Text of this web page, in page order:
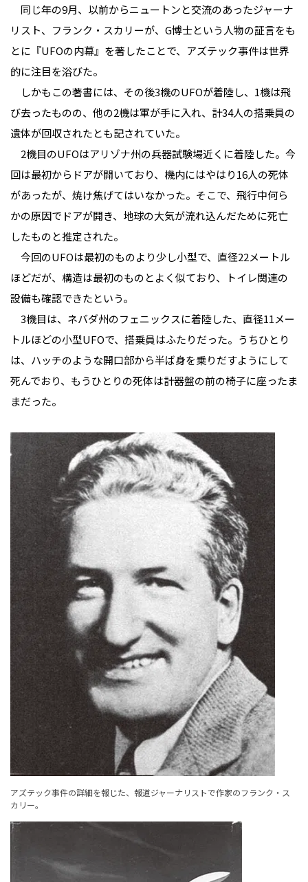
同じ年の9月、以前からニュートンと交流のあったジャーナ
リスト、フランク・スカリーが、G博士という人物の証言をも
とに『UFOの内幕』を著したことで、アズテック事件は世界
的に注目を浴びた。
しかもこの著書には、その後3機のUFOが着陸し、1機は飛
び去ったものの、他の2機は軍が手に入れ、計34人の搭乗員の
遺体が回収されたとも記されていた。
2機目のUFOはアリゾナ州の兵器試験場近くに着陸した。今
回は最初からドアが開いており、機内にはやはり16人の死体
があったが、焼け焦げてはいなかった。そこで、飛行中何ら
かの原因でドアが開き、地球の大気が流れ込んだために死亡
したものと推定された。
今回のUFOは最初のものより少し小型で、直径22メートル
ほどだが、構造は最初のものとよく似ており、トイレ関連の
設備も確認できたという。
3機目は、ネバダ州のフェニックスに着陸した、直径11メー
トルほどの小型UFOで、搭乗員はふたりだった。うちひとり
は、ハッチのような開口部から半ば身を乗りだすようにして
死んでおり、もうひとりの死体は計器盤の前の椅子に座ったま
まだった。
アズテック事件の詳細を報じた、報道ジャーナリストで作家のフランク・ス
カリー。